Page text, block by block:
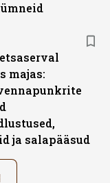
majas:
ja salapääsud